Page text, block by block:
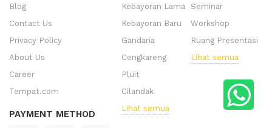
Blog
Contact Us
Privacy Policy
About Us
Career
Tempat.com
PAYMENT METHOD
Kebayoran Lama
Kebayoran Baru
Gandaria
Cengkareng
Pluit
Cilandak
Lihat semua
Seminar
Workshop
Ruang Presentasi
Lihat semua